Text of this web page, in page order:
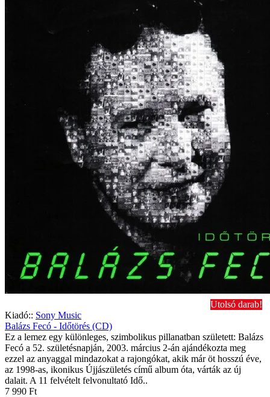
Utolsó darab!
Kiadó:: Sony Music
Balázs Fecó - Időtörés (CD)
Ez a lemez egy különleges, szimbolikus pillanatban született: Balázs
Fecó a 52. születésnapján, 2003. március 2-án ajándékozta meg
ezzel az anyaggal mindazokat a rajongókat, akik már öt hosszú éve,
az 1998-as, ikonikus Újjászületés című album óta, várták az új
dalait. A 11 felvételt felvonultató Idő..
7 990 Ft